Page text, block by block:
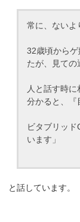
常に、ないよ
32歳頃から
たが、見ての
人と話す時
分かると、『
ビタブリッ
います」
と話しています。